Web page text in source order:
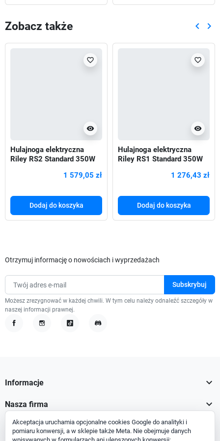
Zobacz także keyboard_arrow_left keyboard_arrow_right
visibility
favorite_border
Hulajnoga elektryczna
Riley RS2 Standard 350W
1 579,05 zł
Dodaj do koszyka
visibility
favorite_border
Hulajnoga elektryczna
Riley RS1 Standard 350W
1 276,43 zł
Dodaj do koszyka
Otrzymuj informację o nowościach i wyprzedażach
Możesz zrezygnować w każdej chwili. W tym celu należy odnaleźć szczegóły w
naszej informacji prawnej.
Informacje 
Nasza firma 
Twoje konto
Akceptacja uruchamia opcjonalne cookies Google do analityki i
pomiaru konwersji, a w sklepie także Meta. Nie obejmuje danych